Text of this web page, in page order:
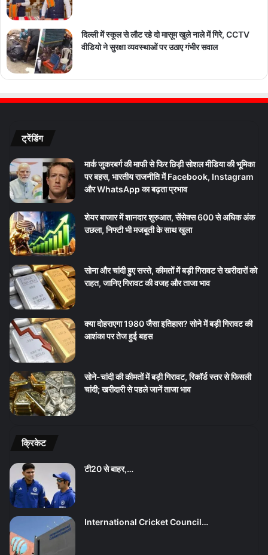
दिल्ली में स्कूल से लौट रहे दो मासूम खुले नाले में गिरे, CCTV
वीडियो ने सुरक्षा व्यवस्थाओं पर उठाए गंभीर सवाल
ट्रेंडिंग
मार्क जुकरबर्ग की माफी से फिर छिड़ी सोशल मीडिया की भूमिका
पर बहस, भारतीय राजनीति में Facebook, Instagram
और WhatsApp का बढ़ता प्रभाव
शेयर बाजार में शानदार शुरुआत, सेंसेक्स 600 से अधिक अंक
उछला, निफ्टी भी मजबूती के साथ खुला
सोना और चांदी हुए सस्ते, कीमतों में बड़ी गिरावट से खरीदारों को
राहत, जानिए गिरावट की वजह और ताजा भाव
क्या दोहराएगा 1980 जैसा इतिहास? सोने में बड़ी गिरावट की
आशंका पर तेज हुई बहस
सोने-चांदी की कीमतों में बड़ी गिरावट, रिकॉर्ड स्तर से फिसली
चांदी; खरीदारी से पहले जानें ताजा भाव
क्रिकेट
टी20 से बाहर,…
International Cricket Council…